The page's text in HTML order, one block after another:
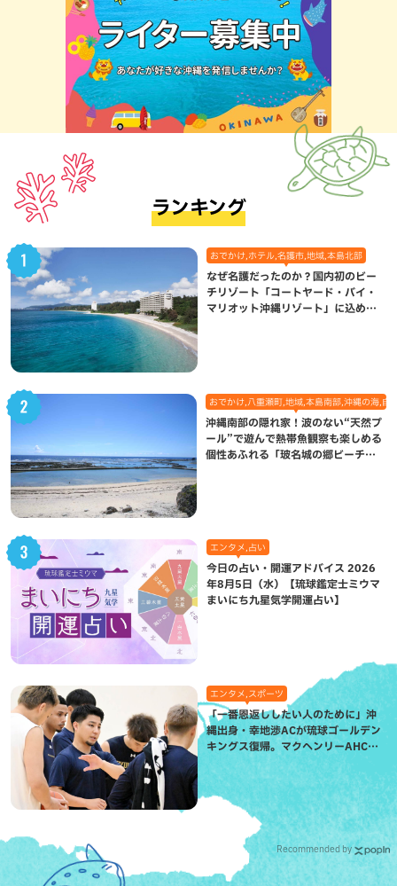
ランキング
おでかけ,ホテル,名護市,地域,本島北部
なぜ名護だったのか？国内初のビー
チリゾート「コートヤード・バイ・
マリオット沖縄リゾート」に込めら
おでかけ,八重瀬町,地域,本島南部,沖縄の海,自
沖縄南部の隠れ家！波のない“天然プ
ール”で遊んで熱帯魚観察も楽しめる
個性あふれる「玻名城の郷ビーチ」
エンタメ,占い
今日の占い・開運アドバイス 2026
年8月5日（水）【琉球鑑定士ミウマ
まいにち九星気学開運占い】
エンタメ,スポーツ
「一番恩返ししたい人のために」沖
縄出身・幸地渉ACが琉球ゴールデン
キングス復帰。マクヘンリーAHCに
信頼を寄せる理由
Recommended by